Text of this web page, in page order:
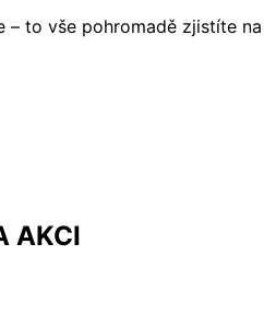
– to vše pohromadě zjistíte na
AKCI